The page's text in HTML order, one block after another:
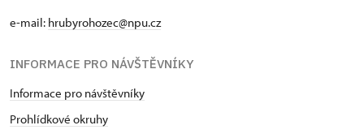
e-mail: hrubyrohozec@npu.cz
INFORMACE PRO NÁVŠTĚVNÍKY
Informace pro návštěvníky
Prohlídkové okruhy